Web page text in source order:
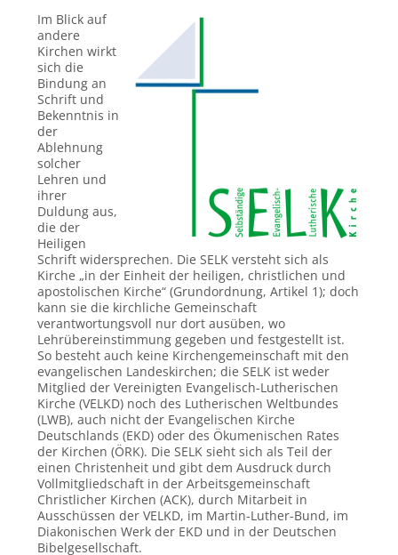
Im Blick auf
andere
Kirchen wirkt
sich die
Bindung an
Schrift und
Bekenntnis in
der
Ablehnung
solcher
Lehren und
ihrer
Duldung aus,
die der
Heiligen
Schrift widersprechen. Die SELK versteht sich als
Kirche „in der Einheit der heiligen, christlichen und
apostolischen Kirche“ (Grundordnung, Artikel 1); doch
kann sie die kirchliche Gemeinschaft
verantwortungsvoll nur dort ausüben, wo
Lehrübereinstimmung gegeben und festgestellt ist.
So besteht auch keine Kirchengemeinschaft mit den
evangelischen Landeskirchen; die SELK ist weder
Mitglied der Vereinigten Evangelisch-Lutherischen
Kirche (VELKD) noch des Lutherischen Weltbundes
(LWB), auch nicht der Evangelischen Kirche
Deutschlands (EKD) oder des Ökumenischen Rates
der Kirchen (ÖRK). Die SELK sieht sich als Teil der
einen Christenheit und gibt dem Ausdruck durch
Vollmitgliedschaft in der Arbeitsgemeinschaft
Christlicher Kirchen (ACK), durch Mitarbeit in
Ausschüssen der VELKD, im Martin-Luther-Bund, im
Diakonischen Werk der EKD und in der Deutschen
Bibelgesellschaft.